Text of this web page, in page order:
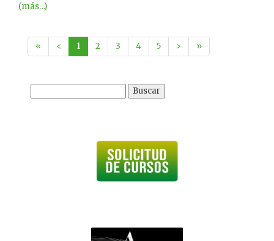
(más…)
« < 1 2 3 4 5 > »
Buscar: